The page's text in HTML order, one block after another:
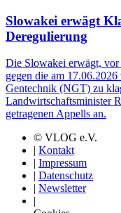
Slowakei erwägt
Deregulierung
Die Slowakei erwägt,
gegen die am
Gentechnik (NGT) zu
Landwirtschaftsminister
getragenen Appells an.
© VLOG e.V.
| Kontakt
| Impressum
| Datenschutz
| Newsletter
|